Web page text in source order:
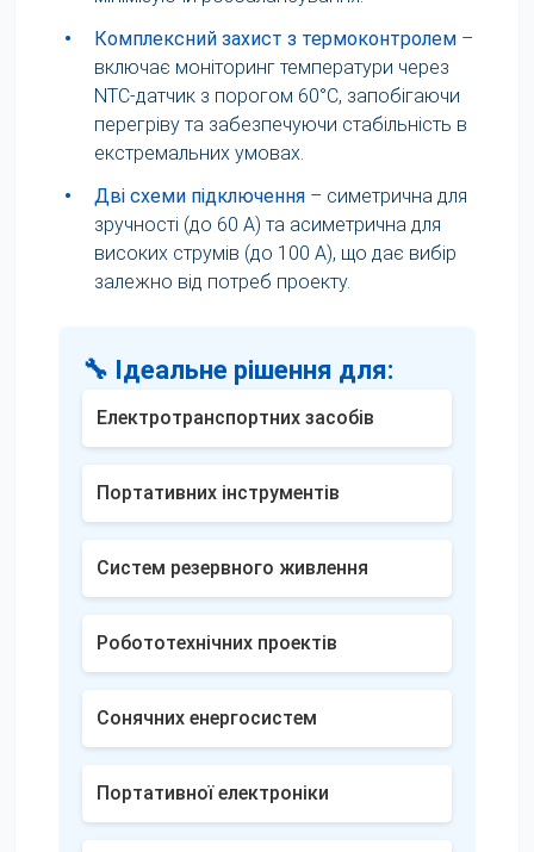
•
Комплексний захист з термоконтролем –
включає моніторинг температури через
NTC-датчик з порогом 60°C, запобігаючи
перегріву та забезпечуючи стабільність в
екстремальних умовах.
•
Дві схеми підключення – симетрична для
зручності (до 60 А) та асиметрична для
високих струмів (до 100 А), що дає вибір
залежно від потреб проекту.
🔧 Ідеальне рішення для:
Електротранспортних засобів
Портативних інструментів
Систем резервного живлення
Робототехнічних проектів
Сонячних енергосистем
Портативної електроніки